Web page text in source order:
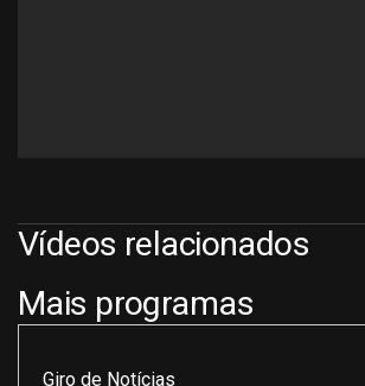
Vídeos relacionados
Mais programas
Giro de Notícias